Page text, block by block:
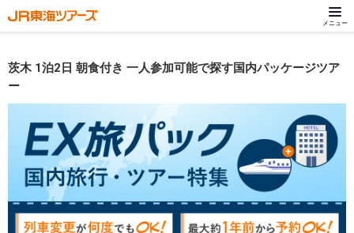
メニュー
茨木 1泊2日 朝食付き 一人参加可能で探す国内パッケージツア
ー